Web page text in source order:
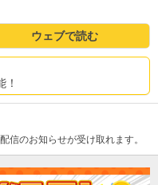
ウェブで読む
信のお知らせが受け取れます。